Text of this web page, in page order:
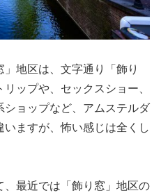
地区は、文字通り「飾り
ップや、セックスショー、
ョップなど、アムステルダ
ますが、怖い感じは全くし
、最近では「飾り窓」地区の